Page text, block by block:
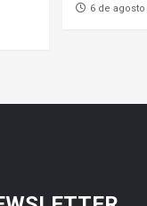
6 de agosto